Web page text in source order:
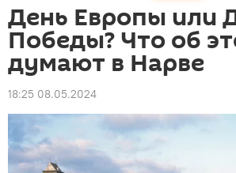
День Европы или
Победы? Что об
думают в Нарве
18:25 08.05.2024